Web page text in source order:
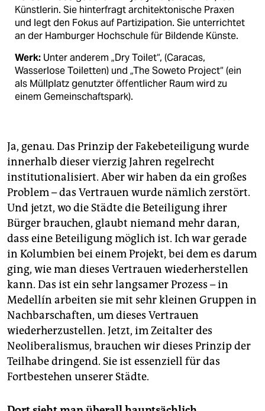
Künst­lerin. Sie hinterfragt architek­tonische Praxen
und legt den Fokus auf Partizipation. Sie unterrichtet
an der Hamburger Hochschule für Bildende Künste.
Werk: Unter anderem „Dry Toilet“, (Caracas,
Wasserlose ­Toiletten) und „The Soweto ­Project“ (ein
als Müllplatz ­genutzter öffentlicher Raum wird zu
einem Gemeinschaftspark).
Ja, genau. Das Prinzip der Fakebeteiligung wurde
innerhalb dieser vierzig Jahren regelrecht
institutionalisiert. Aber wir haben da ein großes
Problem – das Vertrauen wurde nämlich zerstört.
Und jetzt, wo die Städte die Beteiligung ihrer
Bürger brauchen, glaubt niemand mehr daran,
dass eine Beteiligung möglich ist. Ich war gerade
in Kolumbien bei einem Projekt, bei dem es darum
ging, wie man dieses Vertrauen wiederherstellen
kann. Das ist ein sehr langsamer Prozess – in
Medellín arbeiten sie mit sehr kleinen Gruppen in
Nachbarschaften, um dieses Vertrauen
wiederherzustellen. Jetzt, im Zeitalter des
Neoliberalismus, brauchen wir dieses Prinzip der
Teilhabe dringend. Sie ist essenziell für das
Fortbestehen unserer Städte.